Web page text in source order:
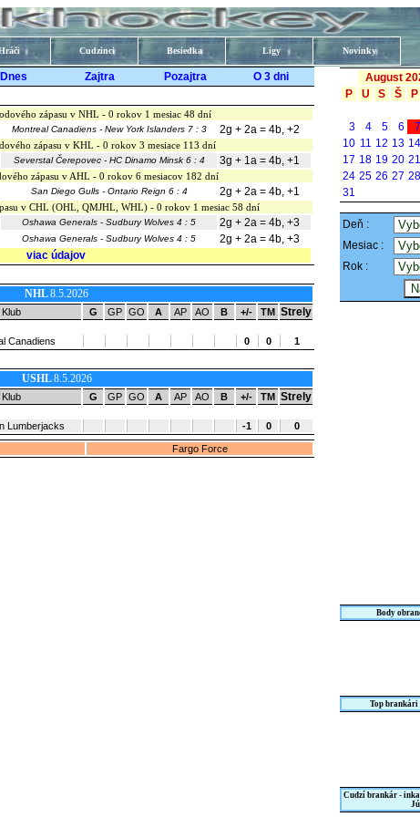
Cudzinci Besiedka Ligy Novinky
Dnes Zajtra Pozajtra O 3 dni
zápasu v NHL - 0 rokov 1 mesiac 48 dní
Montreal Canadiens - New York Islanders 7 : 3 2g + 2a = 4b, +2
zápasu v KHL - 0 rokov 3 mesiace 113 dní
Severstal Čerepovec - HC Dinamo Minsk 6 : 4 3g + 1a = 4b, +1
zápasu v AHL - 0 rokov 6 mesiacov 182 dní
San Diego Gulls - Ontario Reign 6 : 4 2g + 2a = 4b, +1
v CHL (OHL, QMJHL, WHL) - 0 rokov 1 mesiac 58 dní
Oshawa Generals - Sudbury Wolves 4 : 5
2g + 2a = 4b, +3
Oshawa Generals - Sudbury Wolves 4 : 5
2g + 2a = 4b, +3
viac údajov
NHL8.5.2026
Klub G GP GO A AP AO B +/- TM Strely
Canadiens 0 0 1
USHL8.5.2026
Klub G GP GO A AP AO B +/- TM Strely
Lumberjacks -1 0 0
Fargo Force
August
P
U S Š P
3
4 5 6 7
10 11 12 13 14
17 18 19 20 21
24 25 26 27 28
31
Deň :
Mesiac :
Rok :
Body
Top brankári
Cudzí brankár -